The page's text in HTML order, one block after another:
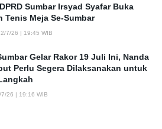
Sumbar Irsyad Syafar Buka
Tenis Meja Se-Sumbar
7/26 | 19:45 WIB
Gelar Rakor 19 Juli Ini, Nanda
Perlu Segera Dilaksanakan untuk
7/26 | 19:16 WIB